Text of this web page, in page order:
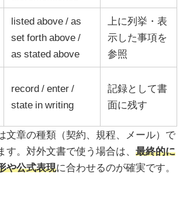
listed above / as
set forth above /
as stated above
上に列挙・表
示した事項を
参照
record / enter /
state in writing
記録として書
面に残す
文章の種類（契約、規程、メール）で
す。対外文書で使う場合は、 最終的に
や公式表現に合わせるのが確実です。